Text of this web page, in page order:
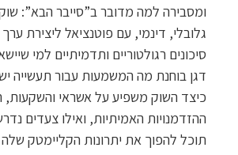
ומסבירה למה מדובר ב”סייבר הבא”:
גלובלי, דינמי, עם פוטנציאל ליצירת
סיכונים רגולטוריים ותדמיתיים למי
דגן בוחנת מה המשמעות עבור תעשייה
כיצד השוק משפיע על אשראי והשקעות,
ההזדמנויות האמיתיות, ואילו צעדים
תוכל להפוך את יתרונות הקליימטק